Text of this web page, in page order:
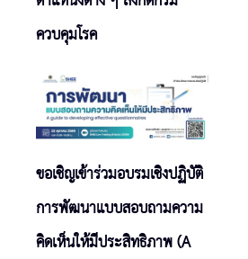
ควบคุมโรค
ขอเชิญเข้าร่วมอบรมเชิงปฏิบัติ
การพัฒนาแบบสอบถามความ
คิดเห็นให้มีประสิทธิภาพ (A